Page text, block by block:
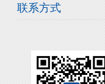
联系方式